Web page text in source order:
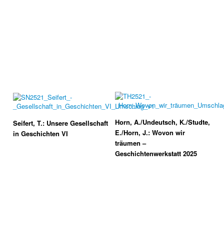
Seifert, T.: Unsere Gesellschaft
in Geschichten VI
Horn, A./Undeutsch, K./Studte,
E./Horn, J.: Wovon wir
träumen –
Geschichtenwerkstatt 2025